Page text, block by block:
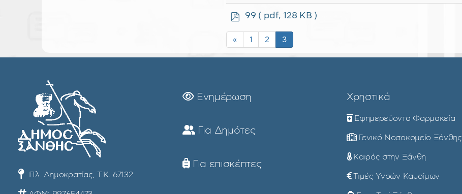
p
f
99 ( pdf, 128 KB )
« 1 2 3
Πλ. Δημοκρατίας, Τ.Κ. 67132
Ενημέρωση
Για Δημότες
Για επισκέπτες
Χρηστικά
Εφημερεύοντα Φαρμακεία
Γενικό Νοσοκομείο Ξάνθης
Καιρός στην Ξάνθη
Τιμές Υγρών Καυσίμων